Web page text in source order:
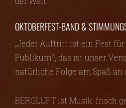
OKTOBERFEST-BAND &
„Jeder Auftritt ist ein Fest
Publikum!“, das ist unser
natürliche Folge am Spaß an
BERGLUFT ist Musik, frisch